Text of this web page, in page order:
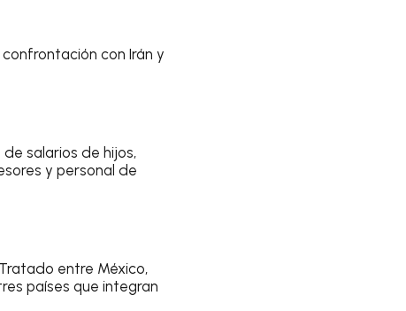
con Irán y
salarios de hijos,
y personal de
entre México,
países que integran